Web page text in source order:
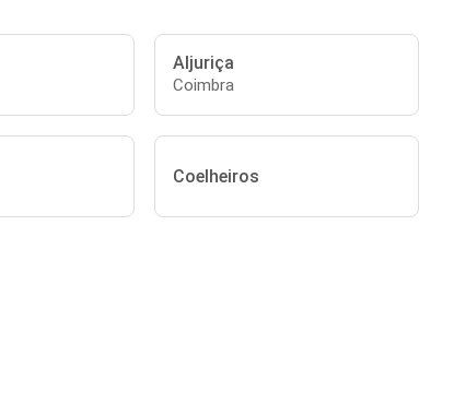
Aljuriça
Coimbra
Coelheiros